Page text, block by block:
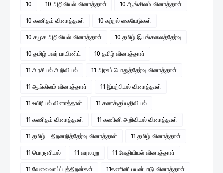
10 10 அறிவியல் வினாத்தாள் 10 ஆங்கிலம் வினாத்தாள்
10 கணிதம் வினாத்தாள் 10 கற்றல் கையேடுகள்
10 சமூக அறிவியல் வினாத்தாள் 10 தமிழ் இயங்கலைத்தேர்வு
10 தமிழ் பவர் பாயிண்ட் 10 தமிழ் வினாத்தாள்
11 அரசியல் அறிவியல் 11 அரசுப் பொதுத்தேர்வு வினாத்தாள்
11 ஆங்கிலம் வினாத்தாள் 11 இயற்பியல் வினாத்தாள்
11 உயிரியல் வினாத்தாள் 11 கணக்குப்பதிவியல்
11 கணிதம் வினாத்தாள் 11 கணினி அறிவியல் வினாத்தாள்
11 தமிழ் - திறனறித்தேர்வு வினாத்தாள் 11 தமிழ் வினாத்தாள்
11 பொருளியல் 11 வரலாறு 11 வேதியியல் வினாத்தாள்
11 வேலைவாய்ப்புத்திறன்கள் 11கணினி பயன்பாடு வினாத்தாள்